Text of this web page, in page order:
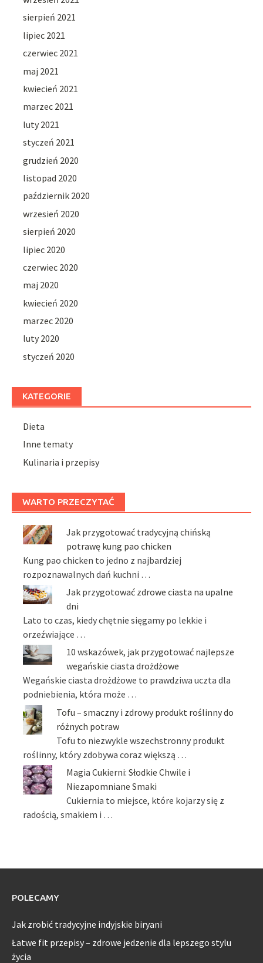
sierpień 2021
lipiec 2021
czerwiec 2021
maj 2021
kwiecień 2021
marzec 2021
luty 2021
styczeń 2021
grudzień 2020
listopad 2020
październik 2020
wrzesień 2020
sierpień 2020
lipiec 2020
czerwiec 2020
maj 2020
kwiecień 2020
marzec 2020
luty 2020
styczeń 2020
KATEGORIE
Dieta
Inne tematy
Kulinaria i przepisy
WARTO PRZECZYTAĆ
Jak przygotować tradycyjną chińską
potrawę kung pao chicken
Kung pao chicken to jedno z najbardziej
rozpoznawalnych dań kuchni …
Jak przygotować zdrowe ciasta na upalne
dni
Lato to czas, kiedy chętnie sięgamy po lekkie i
orzeźwiające …
10 wskazówek, jak przygotować najlepsze
wegańskie ciasta drożdżowe
Wegańskie ciasta drożdżowe to prawdziwa uczta dla
podniebienia, która może …
Tofu – smaczny i zdrowy produkt roślinny do
różnych potraw
Tofu to niezwykle wszechstronny produkt
roślinny, który zdobywa coraz większą …
Magia Cukierni: Słodkie Chwile i
Niezapomniane Smaki
Cukiernia to miejsce, które kojarzy się z
radością, smakiem i …
POLECAMY
Jak zrobić tradycyjne indyjskie biryani
Łatwe fit przepisy – zdrowe jedzenie dla lepszego stylu
życia